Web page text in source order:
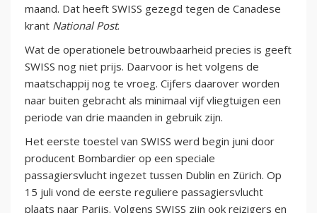
maand. Dat heeft SWISS gezegd tegen de Canadese
krant National Post.
Wat de operationele betrouwbaarheid precies is geeft
SWISS nog niet prijs. Daarvoor is het volgens de
maatschappij nog te vroeg. Cijfers daarover worden
naar buiten gebracht als minimaal vijf vliegtuigen een
periode van drie maanden in gebruik zijn.
Het eerste toestel van SWISS werd begin juni door
producent Bombardier op een speciale
passagiersvlucht ingezet tussen Dublin en Zürich. Op
15 juli vond de eerste reguliere passagiersvlucht
plaats naar Parijs. Volgens SWISS zijn ook reizigers en